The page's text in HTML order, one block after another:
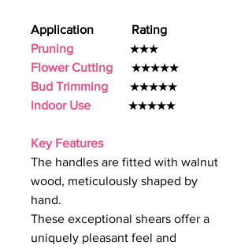
Application Rating
Pruning
★★★
Flower Cutting ★★★★★
Bud Trimming ★★★★★
Indoor Use ★★★★★
Key Features
The handles are fitted with walnut
wood, meticulously shaped by
hand.
These exceptional shears offer a
uniquely pleasant feel and